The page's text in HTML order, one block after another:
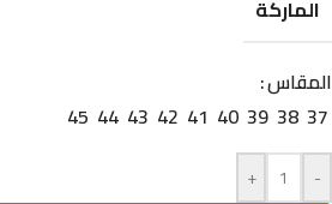
الماركة
المقاس
37
38
39
40
41
42
43
44
45
-
+